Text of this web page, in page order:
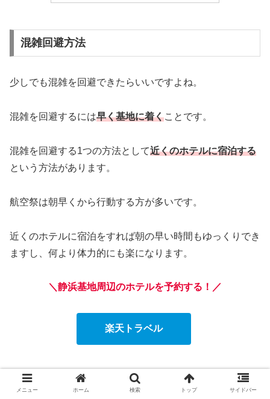
混雑回避方法
少しでも混雑を回避できたらいいですよね。
混雑を回避するには早く基地に着くことです。
混雑を回避する1つの方法として近くのホテルに宿泊する
という方法があります。
航空祭は朝早くから行動する方が多いです。
近くのホテルに宿泊をすれば朝の早い時間もゆっくりでき
ますし、何より体力的にも楽になります。
＼静浜基地周辺のホテルを予約する！／
楽天トラベル
＼時間と体力に余裕ができる！／
メニュー ホーム 検索 トップ サイドバー